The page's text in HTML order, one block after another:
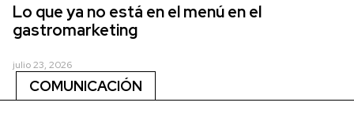
Lo que ya no está en el menú en el
gastromarketing
julio 23, 2026
COMUNICACIÓN